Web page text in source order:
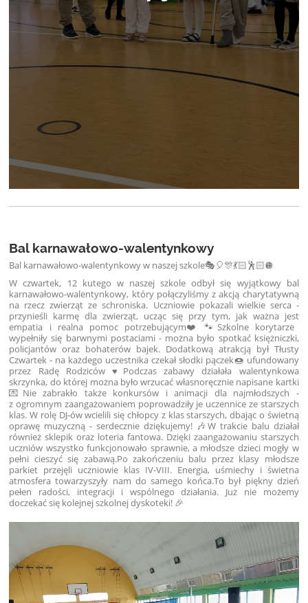
Bal karnawałowo-walentynkowy
Bal karnawałowo-walentynkowy w naszej szkole🎭🎈🎊💃🏻🕺🏻🪩
W czwartek, 12 kutego w naszej szkole odbył się wyjątkowy bal
karnawałowo-walentynkowy, który połączyliśmy z akcją charytatywną
na rzecz zwierząt ze schroniska. Uczniowie pokazali wielkie serca -
przynieśli karmę dla zwierząt, ucząc się przy tym, jak ważna jest
empatia i realna pomoc potrzebującym❤️🐾Szkolne korytarze
wypełniły się barwnymi postaciami - można było spotkać księżniczki,
policjantów oraz bohaterów bajek. Dodatkową atrakcją był Tłusty
Czwartek - na każdego uczestnika czekał słodki pączek🍩 ufundowany
przez Radę Rodziców ♥️Podczas zabawy działała walentynkowa
skrzynka, do której można było wrzucać własnoręcznie napisane kartki
💌Nie zabrakło także konkursów i animacji dla najmłodszych -
z ogromnym zaangażowaniem poprowadziły je uczennice ze starszych
klas. W rolę DJ-ów wcielili się chłopcy z klas starszych, dbając o świetną
oprawę muzyczną - serdecznie dziękujemy! 🎶W trakcie balu działał
również sklepik oraz loteria fantowa. Dzięki zaangażowaniu starszych
uczniów wszystko funkcjonowało sprawnie, a młodsze dzieci mogły w
pełni cieszyć się zabawą.Po zakończeniu balu przez klasy młodsze
parkiet przejęli uczniowie klas IV-VIII. Energia, uśmiechy i świetna
atmosfera towarzyszyły nam do samego końca.To był piękny dzień
pełen radości, integracji i wspólnego działania. Już nie możemy
doczekać się kolejnej szkolnej dyskoteki! 🎉